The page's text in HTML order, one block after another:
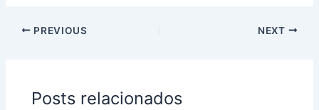
PREVIOUS NEXT
Posts relacionados